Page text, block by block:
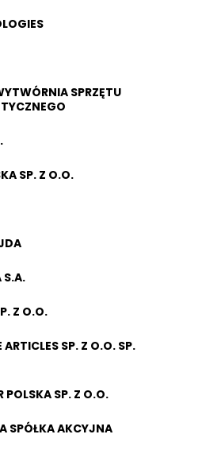
SPRZĘTU
SP. Z O.O.
S.A.
Z O.O.
SP. Z O.O. SP.
POLSKA SP. Z O.O.
SPÓŁKA AKCYJNA